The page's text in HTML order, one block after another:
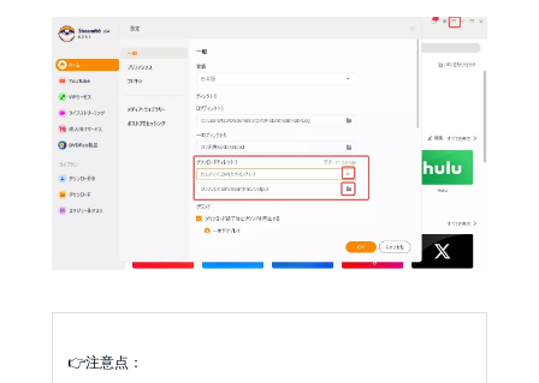
👉️注意点：